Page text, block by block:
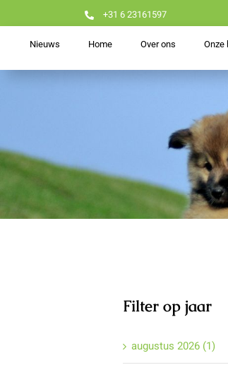
naar
inhoud
+31 6 23161597
Nieuws Home Over ons Onze
Filter op jaar
augustus 2026 (1)